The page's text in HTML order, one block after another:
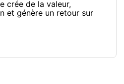
crée de la valeur,
et génère un retour sur